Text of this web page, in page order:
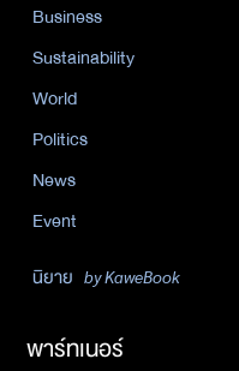
Business
Sustainability
World
Politics
News
Event
นิยาย by KaweBook
พาร์ทเนอร์